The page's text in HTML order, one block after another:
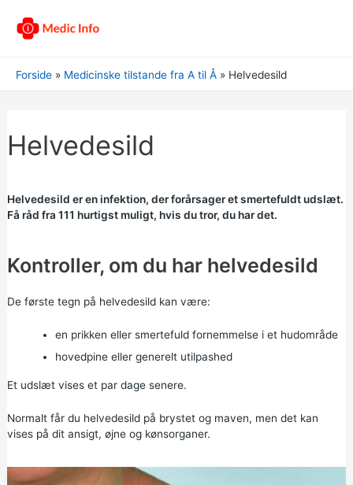
Forside Medicinske tilstande fra A til Å Helvedesild
Helvedesild
Helvedesild er en infektion, der forårsager et smertefuldt udslæt.
Få råd fra 111 hurtigst muligt, hvis du tror, du har det.
Kontroller, om du har helvedesild
De første tegn på helvedesild kan være:
en prikken eller smertefuld fornemmelse i et hudområde
hovedpine eller generelt utilpashed
Et udslæt vises et par dage senere.
Normalt får du helvedesild på brystet og maven, men det kan
vises på dit ansigt, øjne og kønsorganer.